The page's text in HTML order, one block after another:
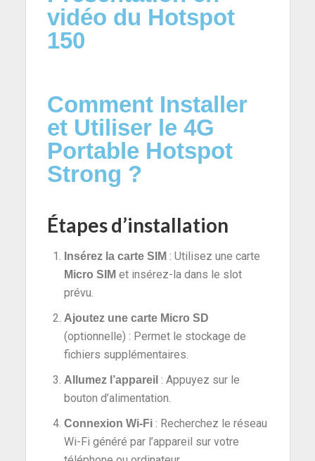
vidéo du Hotspot
150
Comment Installer
et Utiliser le 4G
Portable Hotspot
Strong ?
Étapes d’installation
Insérez la carte SIM: Utilisez une carte
Micro SIMet insérez-la dans le slot
prévu.
Ajoutez une carte Micro SD
(optionnelle) : Permet le stockage de
fichiers supplémentaires.
Allumez l’appareil : Appuyez sur le
bouton d’alimentation.
Connexion Wi-Fi: Recherchez le réseau
Wi-Fi généré par l’appareil sur votre